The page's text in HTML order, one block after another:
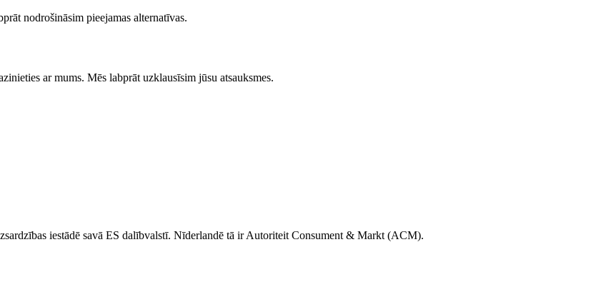
nodrošināsim pieejamas alternatīvas.
ar mums. Mēs labprāt uzklausīsim jūsu atsauksmes.
iestādē savā ES dalībvalstī. Nīderlandē tā ir Autoriteit Consument & Markt (ACM).